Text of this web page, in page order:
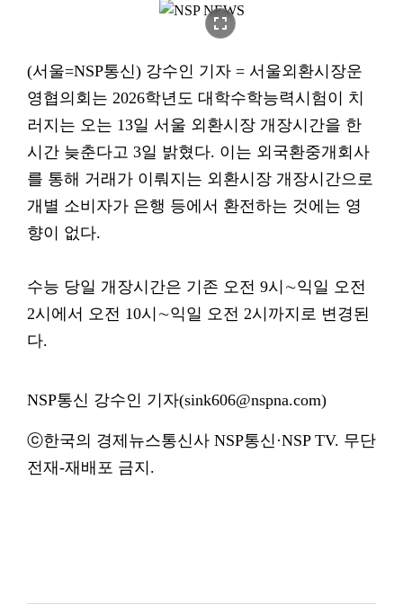
fullscreen
(서울=NSP통신) 강수인 기자 = 서울외환시장운
영협의회는 2026학년도 대학수학능력시험이 치
러지는 오는 13일 서울 외환시장 개장시간을 한
시간 늦춘다고 3일 밝혔다. 이는 외국환중개회사
를 통해 거래가 이뤄지는 외환시장 개장시간으로
개별 소비자가 은행 등에서 환전하는 것에는 영
향이 없다.
수능 당일 개장시간은 기존 오전 9시∼익일 오전
2시에서 오전 10시∼익일 오전 2시까지로 변경된
다.
NSP통신 강수인 기자(sink606@nspna.com)
ⓒ한국의 경제뉴스통신사 NSP통신·NSP TV. 무단
전재-재배포 금지.